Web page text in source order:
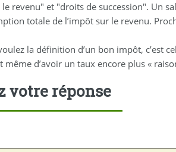
revenu" et "droits de succession". Un
totale de l’impôt sur le revenu.
la définition d’un bon impôt, c’est
même d’avoir un taux encore plus «
votre réponse